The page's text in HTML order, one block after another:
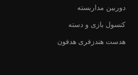
دوربین مداربسته
کنسول بازی و دسته
هدست هندزفری هدفون